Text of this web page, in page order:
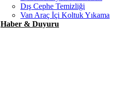
Dış Cephe Temizliği
Van Araç İçi Koltuk Yıkama
Haber & Duyuru